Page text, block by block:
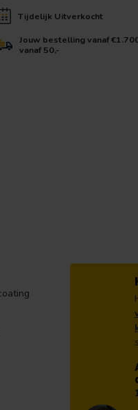
Tijdelijk Uitverkocht
Jouw bestelling vanaf
vanaf 50,-